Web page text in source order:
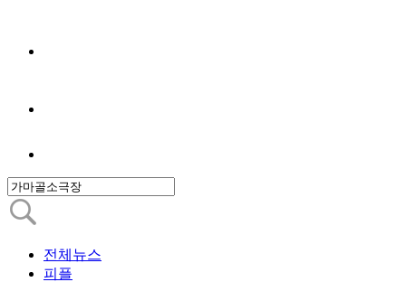
전체뉴스
피플